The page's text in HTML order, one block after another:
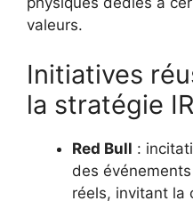
valeurs.
Initiatives
la stratégie
Red Bull :
des
réels, invitant la